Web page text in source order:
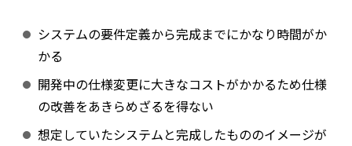
システムの要件定義から完成までにかなり時間がか
かる
開発中の仕様変更に大きなコストがかかるため仕様
の改善をあきらめざるを得ない
想定していたシステムと完成したもののイメージが